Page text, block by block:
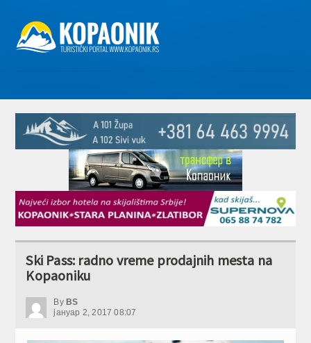
Ski Pass: radno vreme prodajnih mesta na
Kopaoniku
By BS
јануар 2, 2017 08:07